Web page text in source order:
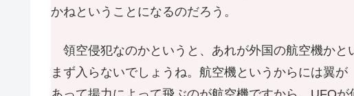
かねということになるのだろう。
領空侵犯なのかというと、あれが外国の航空機かと
まず入らないでしょうね。航空機というからには翼が